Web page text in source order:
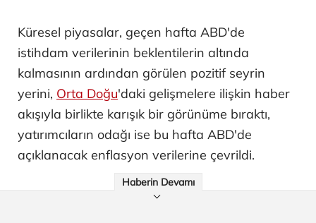
Küresel piyasalar, geçen hafta ABD'de
istihdam verilerinin beklentilerin altında
kalmasının ardından görülen pozitif seyrin
yerini, Orta Doğu'daki gelişmelere ilişkin haber
akışıyla birlikte karışık bir görünüme bıraktı,
yatırımcıların odağı ise bu hafta ABD'de
açıklanacak enflasyon verilerine çevrildi.
Haberin Devamı